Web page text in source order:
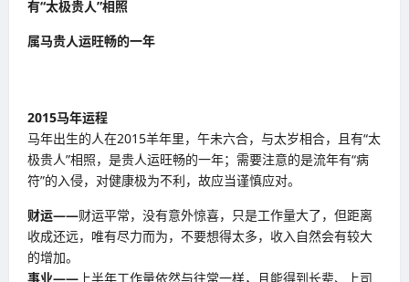
有“太极贵人”相照
属马贵人运旺畅的一年
2015马年运程
马年出生的人在2015羊年里，午未六合，与太岁相合，且有“太
极贵人”相照，是贵人运旺畅的一年；需要注意的是流年有“病
符”的入侵，对健康极为不利，故应当谨慎应对。
财运——财运平常，没有意外惊喜，只是工作量大了，但距离
收成还远，唯有尽力而为，不要想得太多，收入自然会有较大
的增加。
事业—— 上半年工作量依然与往常一样，且能得到长辈、上司